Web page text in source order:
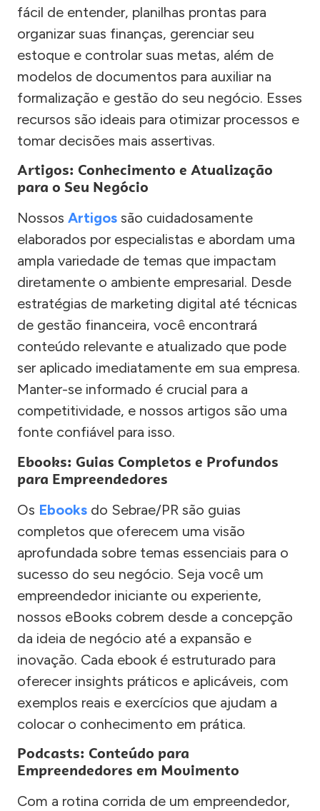
fácil de entender, planilhas prontas para
organizar suas finanças, gerenciar seu
estoque e controlar suas metas, além de
modelos de documentos para auxiliar na
formalização e gestão do seu negócio. Esses
recursos são ideais para otimizar processos e
tomar decisões mais assertivas.
Artigos: Conhecimento e Atualização
para o Seu Negócio
Nossos Artigos são cuidadosamente
elaborados por especialistas e abordam uma
ampla variedade de temas que impactam
diretamente o ambiente empresarial. Desde
estratégias de marketing digital até técnicas
de gestão financeira, você encontrará
conteúdo relevante e atualizado que pode
ser aplicado imediatamente em sua empresa.
Manter-se informado é crucial para a
competitividade, e nossos artigos são uma
fonte confiável para isso.
Ebooks: Guias Completos e Profundos
para Empreendedores
Os Ebooks do Sebrae/PR são guias
completos que oferecem uma visão
aprofundada sobre temas essenciais para o
sucesso do seu negócio. Seja você um
empreendedor iniciante ou experiente,
nossos eBooks cobrem desde a concepção
da ideia de negócio até a expansão e
inovação. Cada ebook é estruturado para
oferecer insights práticos e aplicáveis, com
exemplos reais e exercícios que ajudam a
colocar o conhecimento em prática.
Podcasts: Conteúdo para
Empreendedores em Movimento
Com a rotina corrida de um empreendedor,